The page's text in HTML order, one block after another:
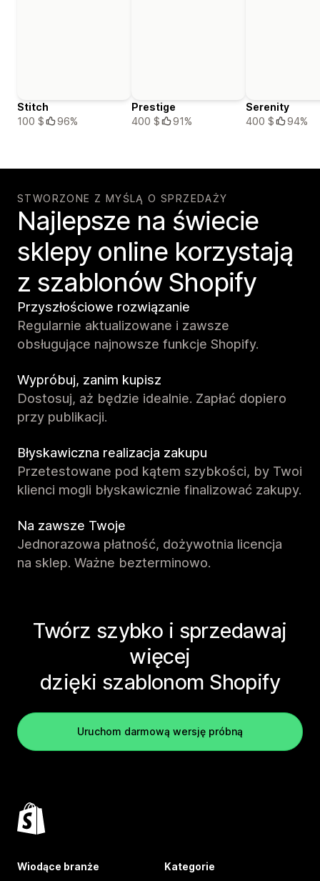
Stitch
100 $
96%
Prestige
400 $
91%
Serenity
400 $
94%
STWORZONE Z MYŚLĄ O SPRZEDAŻY
Najlepsze na świecie
sklepy online korzystają
z szablonów Shopify
Przyszłościowe rozwiązanie
Regularnie aktualizowane i zawsze
obsługujące najnowsze funkcje Shopify.
Wypróbuj, zanim kupisz
Dostosuj, aż będzie idealnie. Zapłać dopiero
przy publikacji.
Błyskawiczna realizacja zakupu
Przetestowane pod kątem szybkości, by Twoi
klienci mogli błyskawicznie finalizować zakupy.
Na zawsze Twoje
Jednorazowa płatność, dożywotnia licencja
na sklep. Ważne bezterminowo.
Twórz szybko i sprzedawaj
więcej
dzięki szablonom Shopify
Uruchom darmową wersję próbną
Wiodące branże Kategorie